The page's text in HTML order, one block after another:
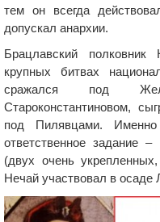
тем он всегда
допускал анархии.
Брацлавский
крупных битвах
сражался под
Староконстантиновом,
под Пилявцами.
ответственное задание
(двух очень
Нечай участвовал в осаде